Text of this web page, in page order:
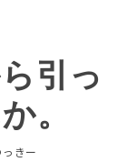
引っ
。
っきー